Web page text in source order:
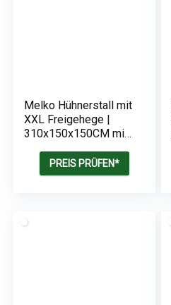
Melko Hühnerstall mit
XXL Freigehege |
310x150x150CM mit
Rampe und Auslauf
PREIS PRÜFEN*